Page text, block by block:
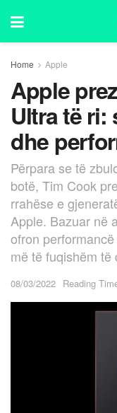
Home Apple
Apple
Ultra të
dhe
Përpara se të
botë, Tim Cook
rrahëse e
Apple. Bazuar në
ofron
më të fuqishëm të
08/03/2022 Reading